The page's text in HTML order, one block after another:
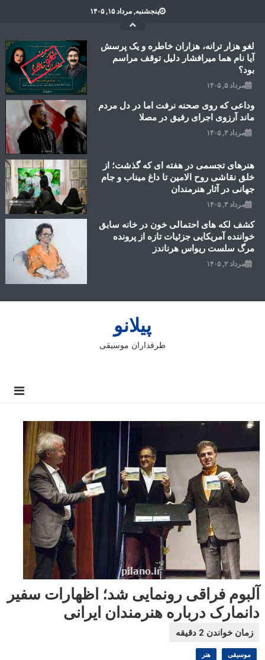
پنجشنبه, مرداد ۱۵, ۱۴۰۵
لغو هزار ترانه، هزاران خاطره و یک پرسش
آیا نام هما میرافشار دلیل توقف مراسم
بود؟
مرداد ۵, ۱۴۰۵
وداعی که روی صحنه نرفت اما در دل مردم
ماند آرزوی اجرای رفیق در مصلا
مرداد ۴, ۱۴۰۵
هنرهای تجسمی در هفته ای که گذشت؛ از
خلق نقاشی روح الامین تا داغ میناب و جام
جهانی در آثار هنرمندان
مرداد ۳, ۱۴۰۵
کشف لکه های احتمالی خون در خانه سابق
خواننده آمریکایی جزئیات تازه از پرونده
مرگ سلست ریواس هرناندز
مرداد ۲, ۱۴۰۵
پیلانو
طرفداران موسیقی
آلبوم فراقی رونمایی شد؛ اظهارات سفیر
دانمارک درباره هنرمندان ایرانی
موسیقی هنر